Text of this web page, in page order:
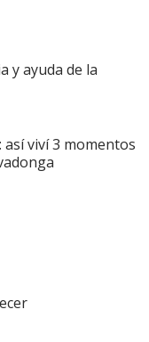
y ayuda de la
viví 3 momentos